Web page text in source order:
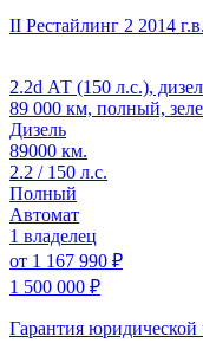
II Рестайлинг 2 2014 г.в.
2.2d АТ (150 л.с.),
89 000 км, полный,
Дизель
89000 км.
2.2 / 150 л.с.
Полный
Автомат
1 владелец
от 1 167 990 ₽
1 500 000 ₽
Гарантия юридической